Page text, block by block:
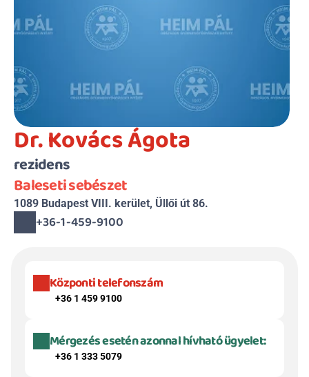
Dr. Kovács Ágota
rezidens
Baleseti sebészet
1089 Budapest VIII. kerület, Üllői út 86.
+36-1-459-9100
Központi telefonszám
+36 1 459 9100
Mérgezés esetén azonnal hívható ügyelet:
+36 1 333 5079